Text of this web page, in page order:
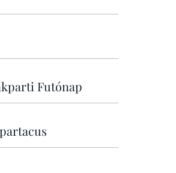
Futónap